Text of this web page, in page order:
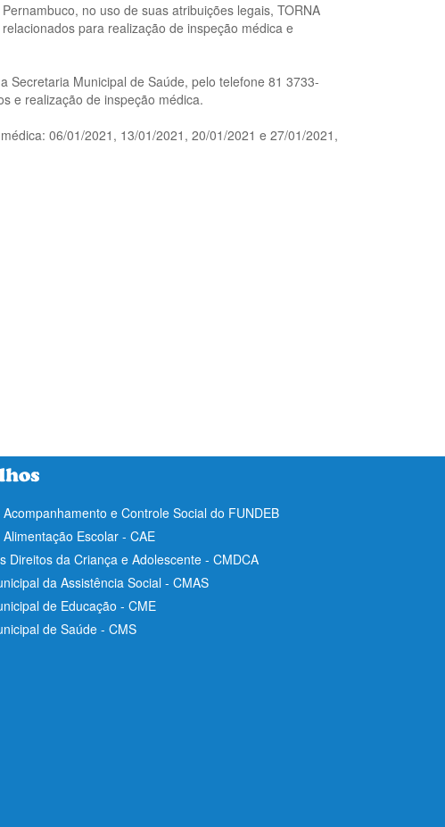
no uso de suas atribuições legais, TORNA
para realização de inspeção médica e
Secretaria Municipal de Saúde, pelo telefone 81 3733-
e realização de inspeção médica.
06/01/2021, 13/01/2021, 20/01/2021 e 27/01/2021,
e Controle Social do FUNDEB
Escolar - CAE
Direitos da Criança e Adolescente - CMDCA
da Assistência Social - CMAS
de Educação - CME
de Saúde - CMS